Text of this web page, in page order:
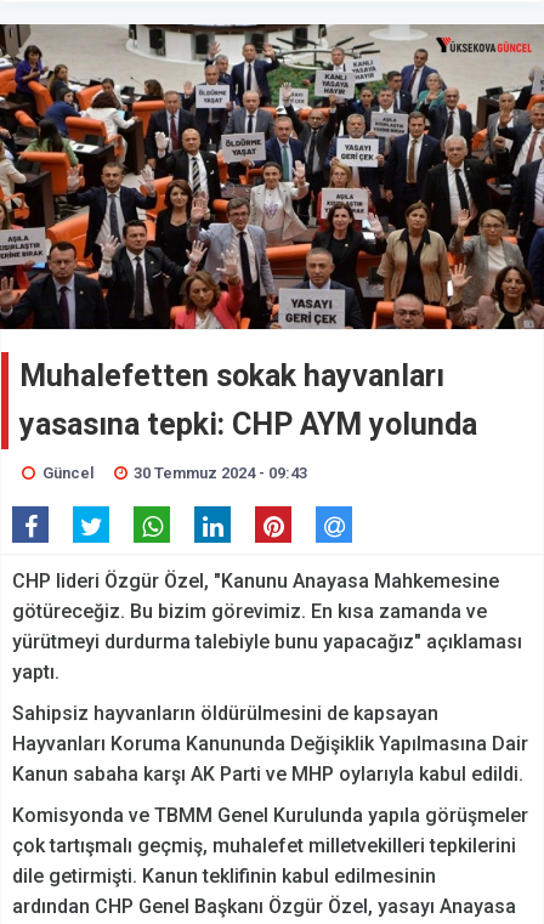
Muhalefetten sokak hayvanları
yasasına tepki: CHP AYM yolunda
Güncel 30 Temmuz 2024 - 09:43
CHP lideri Özgür Özel, "Kanunu Anayasa Mahkemesine
götüreceğiz. Bu bizim görevimiz. En kısa zamanda ve
yürütmeyi durdurma talebiyle bunu yapacağız" açıklaması
yaptı.
Sahipsiz hayvanların öldürülmesini de kapsayan
Hayvanları Koruma Kanununda Değişiklik Yapılmasına Dair
Kanun sabaha karşı AK Parti ve MHP oylarıyla kabul edildi.
Komisyonda ve TBMM Genel Kurulunda yapıla görüşmeler
çok tartışmalı geçmiş, muhalefet milletvekilleri tepkilerini
dile getirmişti. Kanun teklifinin kabul edilmesinin
ardından CHP Genel Başkanı Özgür Özel, yasayı Anayasa